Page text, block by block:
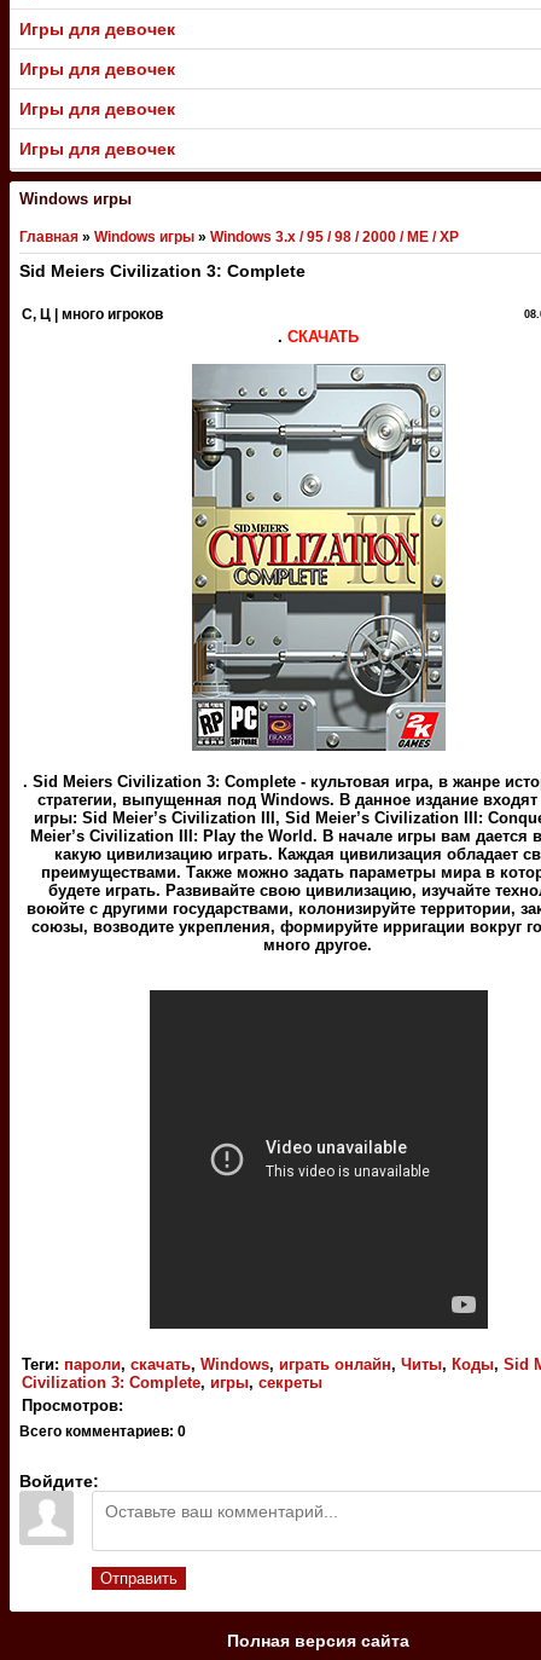
Игры для девочек
Игры для девочек
Игры для девочек
Игры для девочек
Windows игры
Главная » Windows игры » Windows 3.x / 95 / 98 / 2000 / ME / XP
Sid Meiers Civilization 3: Complete
C, Ц | много игроков
. СКАЧАТЬ
. Sid Meiers Civilization 3: Complete - культовая игра, в жанре
стратегии, выпущенная под Windows. В данное издание
игры: Sid Meier’s Civilization III, Sid Meier’s Civilization III:
Meier’s Civilization III: Play the World. В начале игры вам дается
какую цивилизацию играть. Каждая цивилизация обладает
преимуществами. Также можно задать параметры мира в
будете играть. Развивайте свою цивилизацию, изучайте
воюйте с другими государствами, колонизируйте территории,
союзы, возводите укрепления, формируйте ирригации вокруг
много другое.
Теги: пароли, скачать, Windows, играть онлайн, Читы, Коды, Sid
Civilization 3: Complete, игры, секреты
Просмотров:
Всего комментариев: 0
Войдите:
Отправить
Полная версия сайта